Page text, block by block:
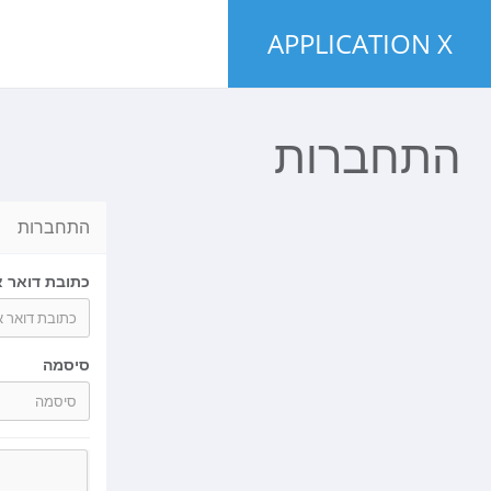
APPLICATION X
התחברות
התחברות
כתובת דואר
סיסמה